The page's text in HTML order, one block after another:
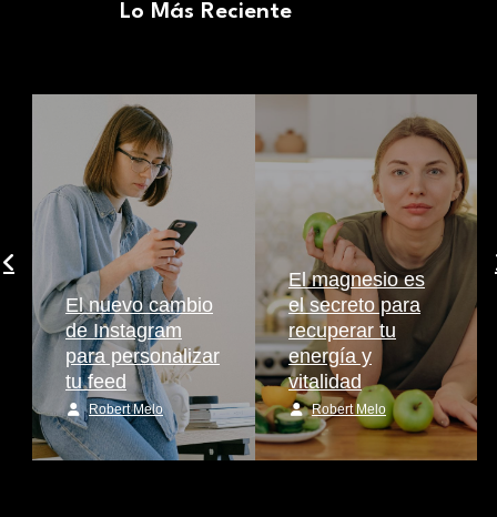
Lo Más Reciente
El nuevo cambio
de Instagram
para personalizar
tu feed
Robert Melo
El magnesio es
el secreto para
recuperar tu
energía y
vitalidad
Robert Melo